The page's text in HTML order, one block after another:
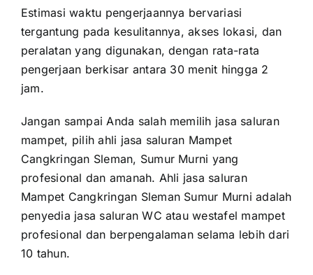
Estimasi waktu pengerjaannya bervariasi
tergantung pada kesulitannya, akses lokasi, dan
peralatan yang digunakan, dengan rata-rata
pengerjaan berkisar antara 30 menit hingga 2
jam.
Jangan sampai Anda salah memilih jasa saluran
mampet, pilih ahli jasa saluran Mampet
Cangkringan Sleman, Sumur Murni yang
profesional dan amanah. Ahli jasa saluran
Mampet Cangkringan Sleman Sumur Murni adalah
penyedia jasa saluran WC atau westafel mampet
profesional dan berpengalaman selama lebih dari
10 tahun.